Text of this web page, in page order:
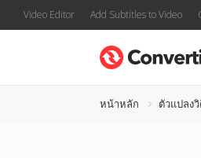
Video Editor Add Subtitles to Video
หน้าหลัก ตัวแปลง